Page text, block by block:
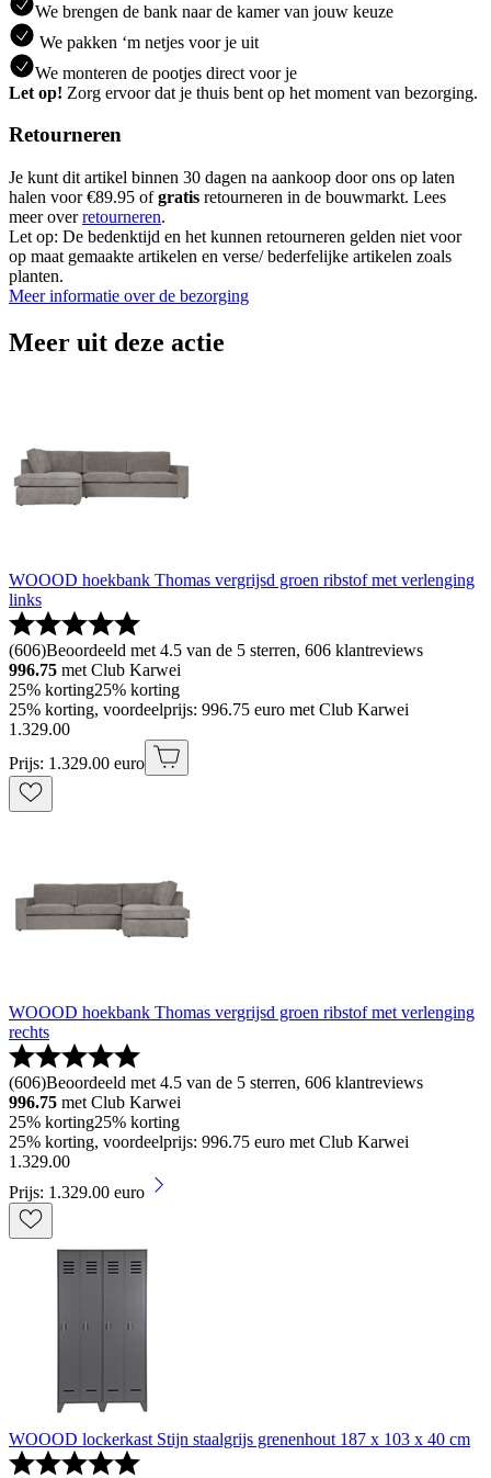
We brengen de bank naar de kamer van jouw keuze
We pakken ‘m netjes voor je uit
We monteren de pootjes direct voor je
Let op! Zorg ervoor dat je thuis bent op het moment van bezorging.
Retourneren
Je kunt dit artikel binnen 30 dagen na aankoop door ons op laten
halen voor €89.95 ofgratis retourneren in de bouwmarkt. Lees
meer overretourneren.
Let op: De bedenktijd en het kunnen retourneren gelden niet voor
op maat gemaakte artikelen en verse/ bederfelijke artikelen zoals
planten.
Meer informatie over de bezorging
Meer uit deze actie
WOOOD hoekbank Thomas vergrijsd groen ribstof met verlenging
links
(606)Beoordeeld met 4.5 van de 5 sterren, 606 klantreviews
996.75 met Club Karwei
25% korting25% korting
25% korting, voordeelprijs: 996.75 euro met Club Karwei
1 .329.00
Prijs: 1.329.00 euro
WOOOD hoekbank Thomas vergrijsd groen ribstof met verlenging
rechts
(606)Beoordeeld met 4.5 van de 5 sterren, 606 klantreviews
996.75 met Club Karwei
25% korting25% korting
25% korting, voordeelprijs: 996.75 euro met Club Karwei
1 .329.00
Prijs: 1.329.00 euro
WOOOD lockerkast Stijn staalgrijs grenenhout 187 x 103 x 40 cm